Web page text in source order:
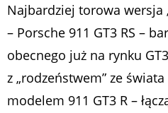
Najbardziej torowa wersja
– Porsche 911 GT3 RS –
obecnego już na rynku
z „rodzeństwem” ze
modelem 911 GT3 R –